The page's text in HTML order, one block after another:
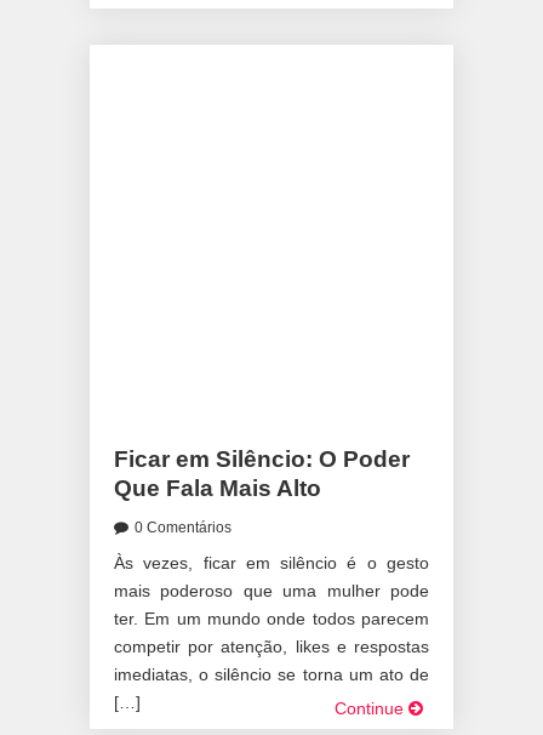
Ficar em Silêncio: O Poder
Que Fala Mais Alto
0 Comentários
Às vezes, ficar em silêncio é o gesto
mais poderoso que uma mulher pode
ter. Em um mundo onde todos parecem
competir por atenção, likes e respostas
imediatas, o silêncio se torna um ato de
[…]
Continue